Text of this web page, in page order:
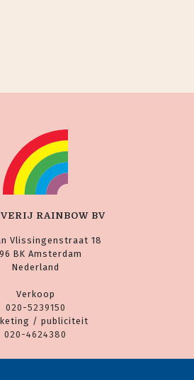
RAINBOW BV
Vlissingenstraat 18
BK Amsterdam
Nederland
Verkoop
020-5239150
/ publiciteit
020-4624380